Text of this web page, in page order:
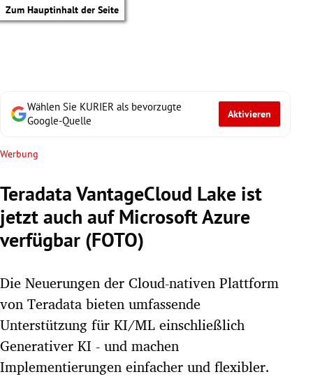
Zum Hauptinhalt der Seite
Untermenü
Untermenü
Wählen Sie KURIER als bevorzugte
Google-Quelle
Aktivieren
Werbung
Teradata VantageCloud Lake ist
jetzt auch auf Microsoft Azure
verfügbar (FOTO)
Die Neuerungen der Cloud-nativen Plattform
von Teradata bieten umfassende
Unterstützung für KI/ML einschließlich
Generativer KI - und machen
Implementierungen einfacher und flexibler.